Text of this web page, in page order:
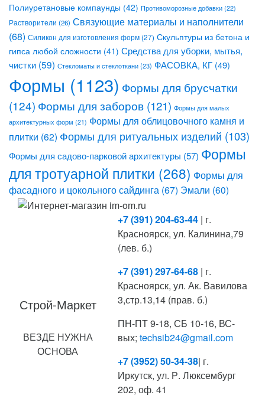
Полиуретановые компаунды (42) Противоморозные добавки (22)
Растворители (26) Связующие материалы и наполнители
(68) Силикон для изготовления форм(27) Скульптуры из бетона и
гипса любой сложности (41) Средства для уборки, мытья,
чистки (59) Стекломаты и стеклоткани(23) ФАСОВКА, КГ (49)
Формы (1123) Формы для брусчатки
(124) Формы для заборов (121) Формы для малых
архитектурных форм (21) Формы для облицовочного камня и
плитки (62) Формы для ритуальных изделий (103)
Формы для садово-парковой архитектуры (57) Формы
для тротуарной плитки (268) Формы для
фасадного и цокольного сайдинга (67) Эмали (60)
Строй-Маркет
ВЕЗДЕ НУЖНА
ОСНОВА
+7 (391) 204-63-44 | г.
Красноярск, ул. Калинина,79
(лев. б.)
+7 (391) 297-64-68 | г.
Красноярск, ул. Ак. Вавилова
3,стр.13,14 (прав. б.)
ПН-ПТ 9-18, СБ 10-16, ВС-
вых; techsib24@gmail.com
+7 (3952) 50-34-38| г.
Иркутск, ул. Р. Люксембург
202, оф. 41